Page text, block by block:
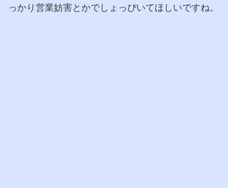
っかり営業妨害とかでしょっぴいてほしいですね。